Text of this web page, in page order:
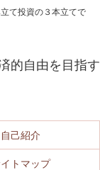
て投資の３本立てで
的自由を目指す
自己紹介
トマップ